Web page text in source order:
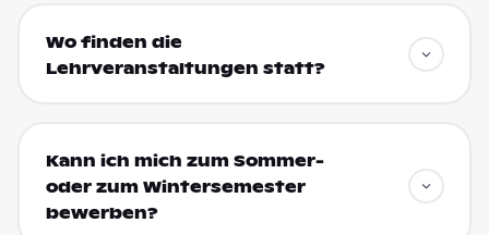
Wo finden die
Lehrveranstaltungen statt?
Kann ich mich zum Sommer-
oder zum Wintersemester
bewerben?